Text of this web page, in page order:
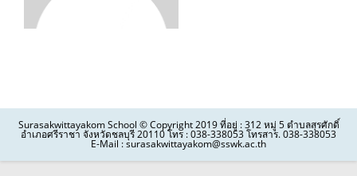
Surasakwittayakom School © Copyright 2019 ที่อยู่ : 312 หมู่ 5 ตำบลสุรศักดิ์
อำเภอศรีราชา จังหวัดชลบุรี 20110 โทร : 038-338053 โทรสาร. 038-338053
E-Mail : surasakwittayakom@sswk.ac.th